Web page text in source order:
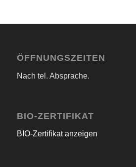
ÖFFNUNGSZEITEN
Nach tel. Absprache.
BIO-ZERTIFIKAT
BIO-Zertifikat anzeigen